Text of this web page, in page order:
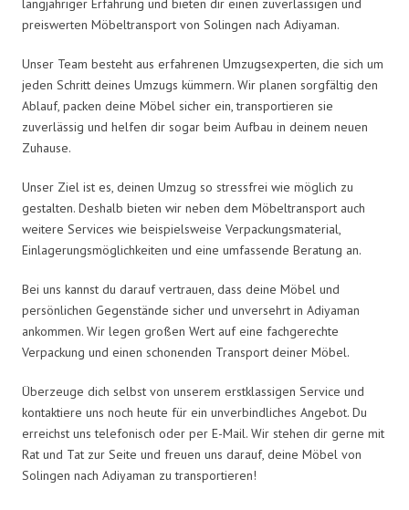
langjähriger Erfahrung und bieten dir einen zuverlässigen und
preiswerten Möbeltransport von Solingen nach Adiyaman.
Unser Team besteht aus erfahrenen Umzugsexperten, die sich um
jeden Schritt deines Umzugs kümmern. Wir planen sorgfältig den
Ablauf, packen deine Möbel sicher ein, transportieren sie
zuverlässig und helfen dir sogar beim Aufbau in deinem neuen
Zuhause.
Unser Ziel ist es, deinen Umzug so stressfrei wie möglich zu
gestalten. Deshalb bieten wir neben dem Möbeltransport auch
weitere Services wie beispielsweise Verpackungsmaterial,
Einlagerungsmöglichkeiten und eine umfassende Beratung an.
Bei uns kannst du darauf vertrauen, dass deine Möbel und
persönlichen Gegenstände sicher und unversehrt in Adiyaman
ankommen. Wir legen großen Wert auf eine fachgerechte
Verpackung und einen schonenden Transport deiner Möbel.
Überzeuge dich selbst von unserem erstklassigen Service und
kontaktiere uns noch heute für ein unverbindliches Angebot. Du
erreichst uns telefonisch oder per E-Mail. Wir stehen dir gerne mit
Rat und Tat zur Seite und freuen uns darauf, deine Möbel von
Solingen nach Adiyaman zu transportieren!